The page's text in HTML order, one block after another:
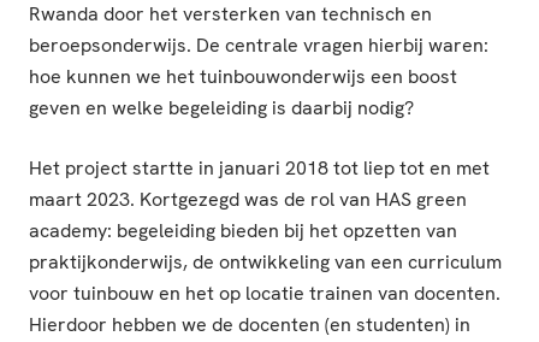
Rwanda door het versterken van technisch en
beroepsonderwijs. De centrale vragen hierbij waren:
hoe kunnen we het tuinbouwonderwijs een boost
geven en welke begeleiding is daarbij nodig?
Het project startte in januari 2018 tot liep tot en met
maart 2023. Kortgezegd was de rol van HAS green
academy: begeleiding bieden bij het opzetten van
praktijkonderwijs, de ontwikkeling van een curriculum
voor tuinbouw en het op locatie trainen van docenten.
Hierdoor hebben we de docenten (en studenten) in